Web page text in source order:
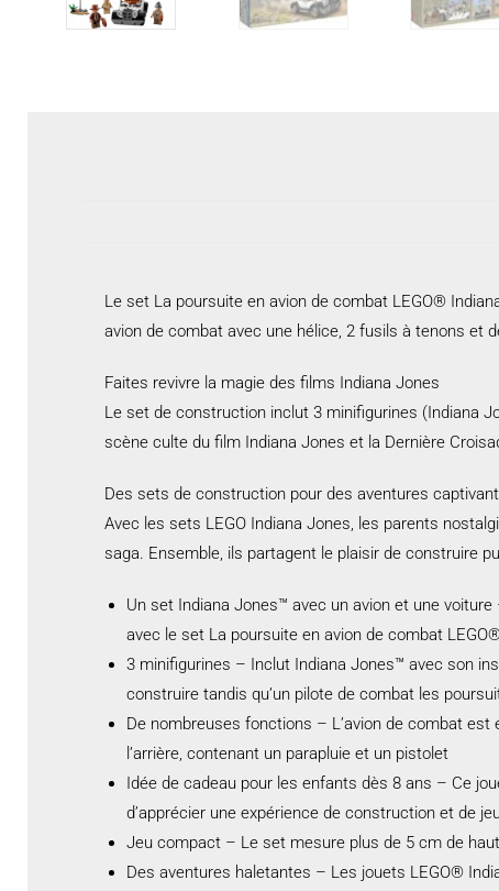
Le set La poursuite en avion de combat LEGO®
avion de combat avec une hélice, 2 fusils à tenons et
Faites revivre la magie des films Indiana Jones
Le set de construction inclut 3 minifigurines (Indiana
scène culte du film Indiana Jones et la Dernière
Des sets de construction pour des aventures
Avec les sets LEGO Indiana Jones, les parents
saga. Ensemble, ils partagent le plaisir de construire
Un set Indiana Jones™ avec un avion et une
avec le set La poursuite en avion de combat
3 minifigurines – Inclut Indiana Jones™ avec son
construire tandis qu’un pilote de combat les
De nombreuses fonctions – L’avion de combat est
l’arrière, contenant un parapluie et un pistolet
Idée de cadeau pour les enfants dès 8 ans – Ce
d’apprécier une expérience de construction et de
Jeu compact – Le set mesure plus de 5 cm de
Des aventures haletantes – Les jouets LEGO®